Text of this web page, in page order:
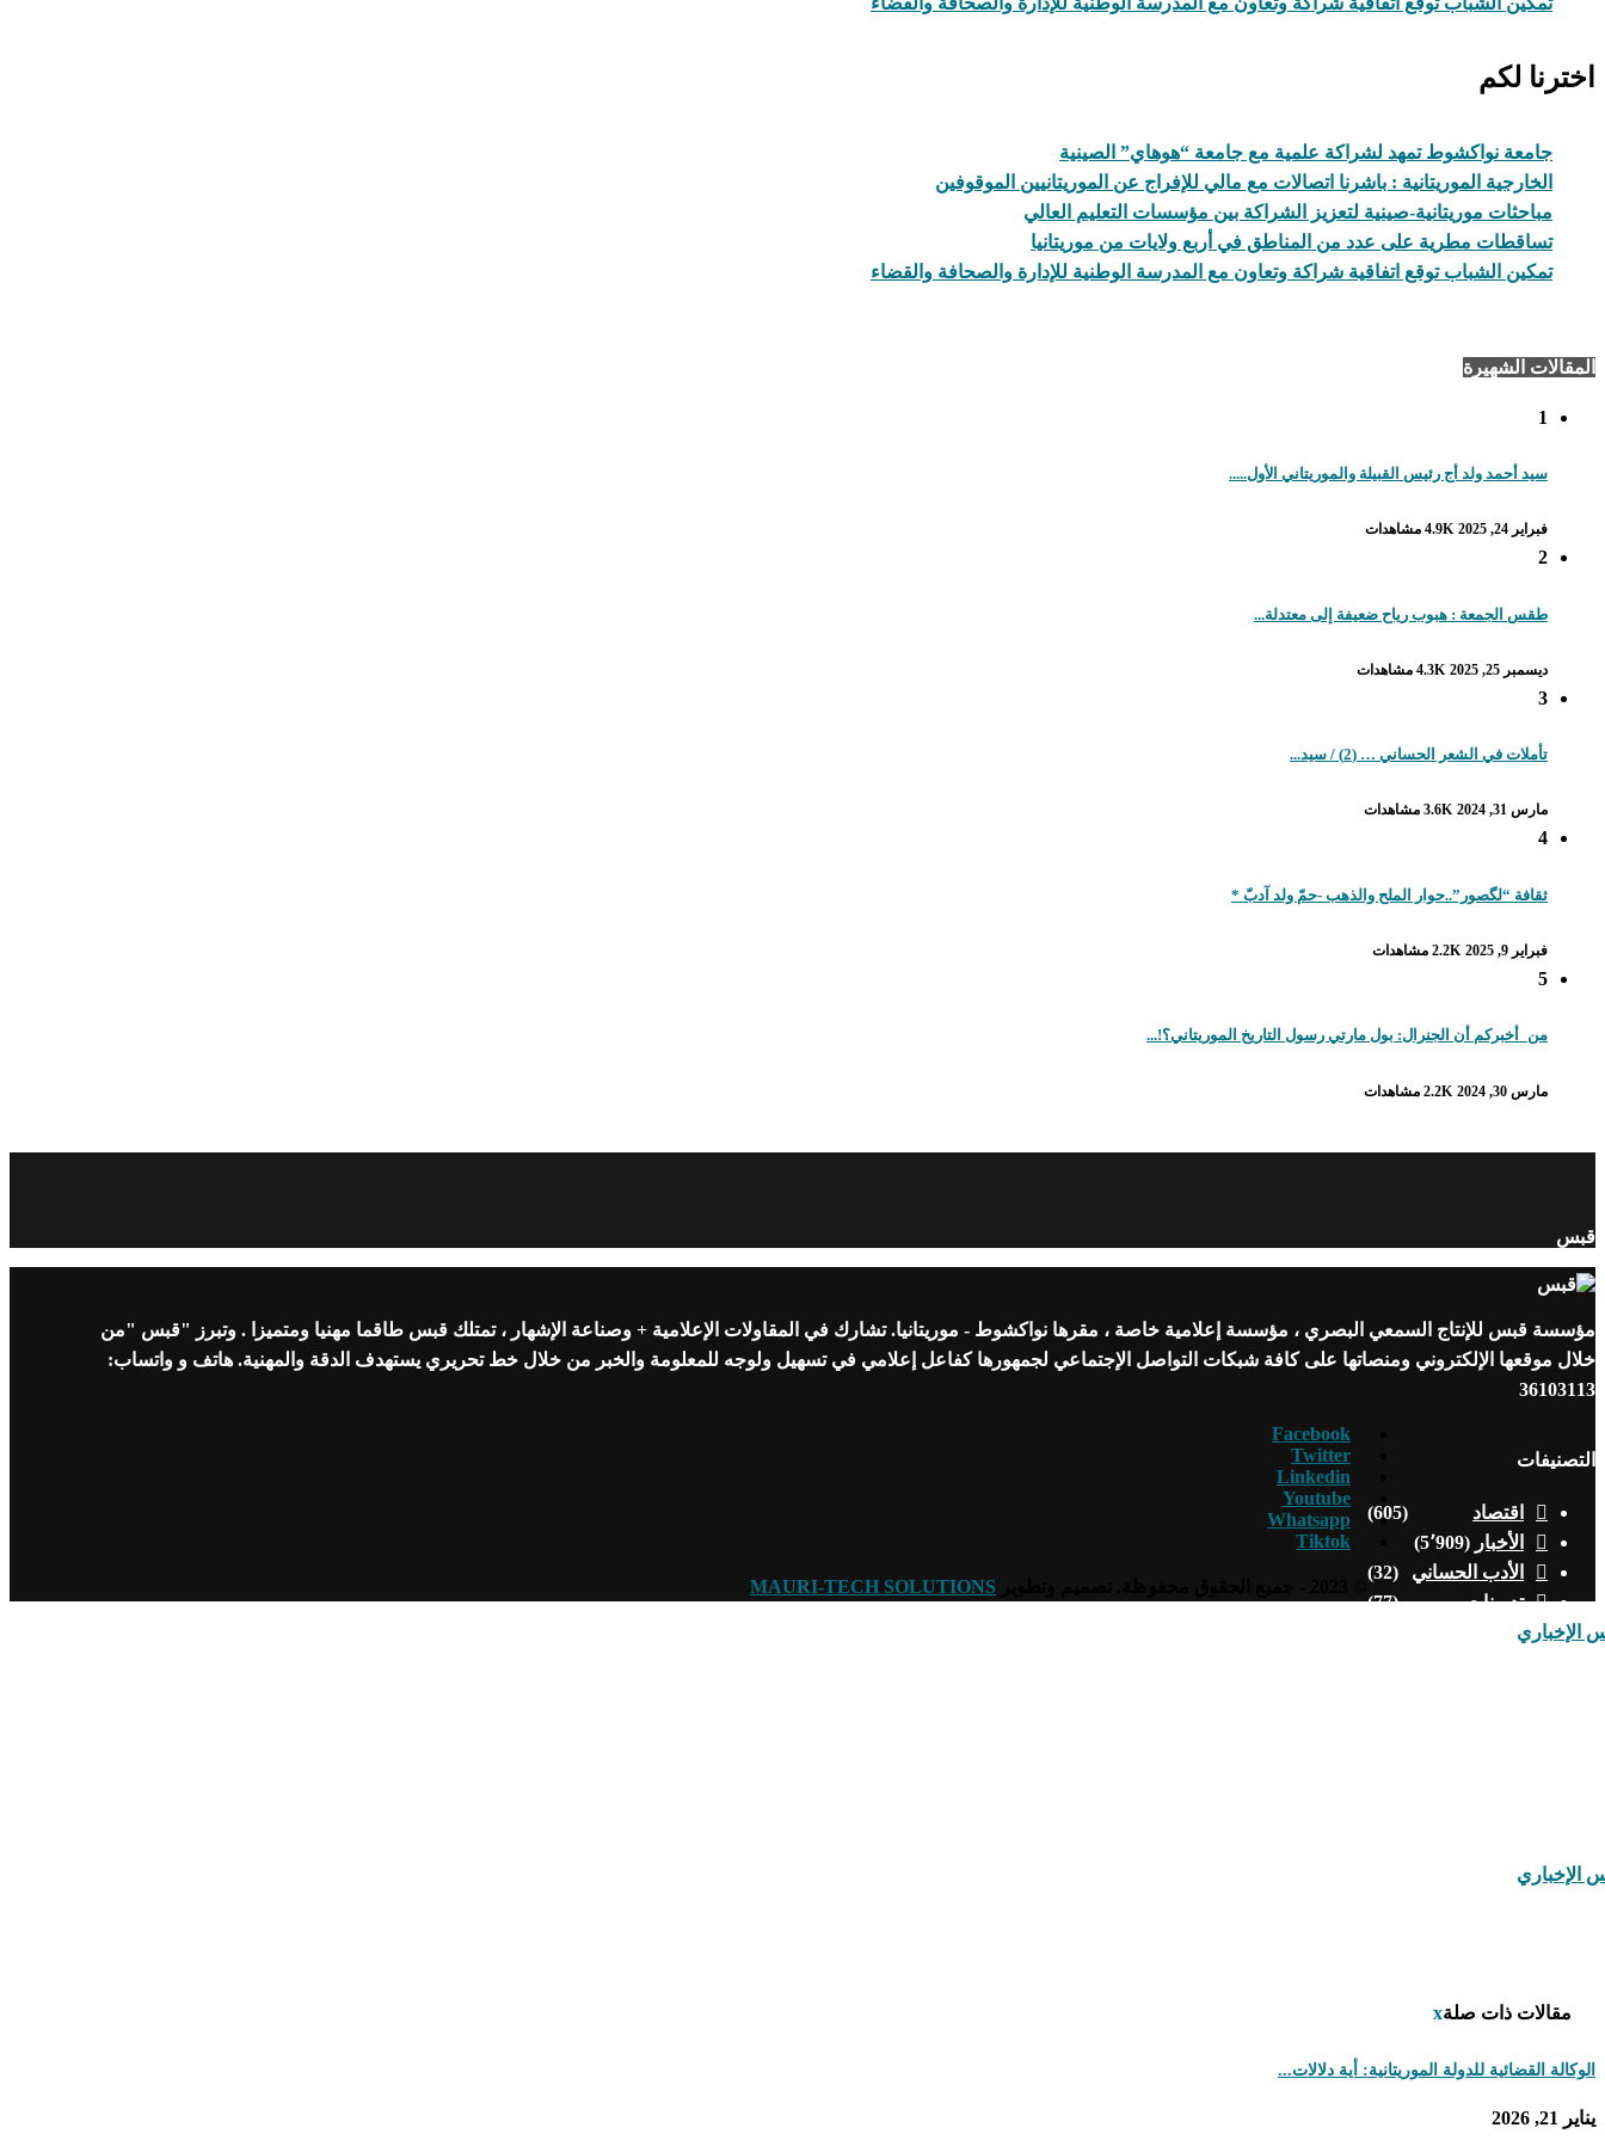
اخترنا لكم
جامعة نواكشوط تمهد لشراكة علمية مع جامعة “هوهاي” الصينية
الخارجية الموريتانية : باشرنا اتصالات مع مالي للإفراج عن الموريتانيين الموقوفين
مباحثات موريتانية-صينية لتعزيز الشراكة بين مؤسسات التعليم العالي
تساقطات مطرية على عدد من المناطق في أربع ولايات من موريتانيا
تمكين الشباب توقع اتفاقية شراكة وتعاون مع المدرسة الوطنية للإدارة والصحافة والقضاء
المقالات الشهيرة
1
سيد أحمد ولد أج رئيس القبيلة والموريتاني الأول.....
فبراير 24, 2025 4.9K مشاهدات
2
طقس الجمعة : هبوب رياح ضعيفة إلى معتدلة...
ديسمبر 25, 2025 4.3K مشاهدات
3
تأملات في الشعر الحساني … (2) / سيد...
مارس 31, 2024 3.6K مشاهدات
4
ثقافة “لگصور”..حوار الملح والذهب -حمّ ولد آدبّ *
فبراير 9, 2025 2.2K مشاهدات
5
من_أخبركم أن الجنرال: بول مارتي رسول التاريخ الموريتاني؟!...
مارس 30, 2024 2.2K مشاهدات
قبس
مؤسسة قبس للإنتاج السمعي البصري ، مؤسسة إعلامية خاصة ، مقرها نواكشوط - موريتانيا. تشارك في المقاولات الإعلامية + وصناعة الإشهار ، تمتلك قبس طاقما مهنيا ومتميزا . وتبرز "قبس "من
خلال موقعها الإلكتروني ومنصاتها على كافة شبكات التواصل الإجتماعي لجمهورها كفاعل إعلامي في تسهيل ولوجه للمعلومة والخبر من خلال خط تحريري يستهدف الدقة والمهنية. هاتف و واتساب:
36103113
التصنيفات
اقتصاد
(605)
الأخبار (5٬909)
الأدب الحساني
(32)
تدوينات
(77)
تقارير وتحقيقات
منوعات
Facebook
Twitter
Linkedin
Youtube
Whatsapp
Tiktok
MAURI-TECH SOLUTIONS
مقالات ذات صلةx
الوكالة القضائية للدولة الموريتانية: أية دلالات...
يناير 21, 2026